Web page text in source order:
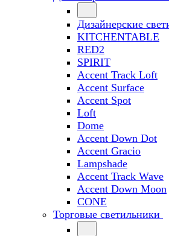
Дизайнерские
KITCHENTABLE
RED2
SPIRIT
Accent Track Loft
Accent Surface
Accent Spot
Loft
Dome
Accent Down Dot
Accent Gracio
Lampshade
Accent Track Wave
Accent Down Moon
CONE
Торговые светильники